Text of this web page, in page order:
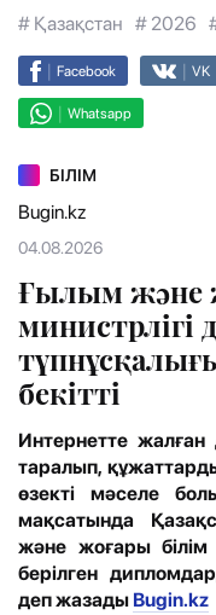
# Қазақстан # 2026
| Facebook | VK
| Whatsapp
БІЛІМ
Bugin.kz
04.08.2026
Ғылым және
министрлігі
бекітті
Интернетте
таралып,
өзекті мәселе
мақсатында
және жоғары білім
берілген
деп жазады Bugin.kz